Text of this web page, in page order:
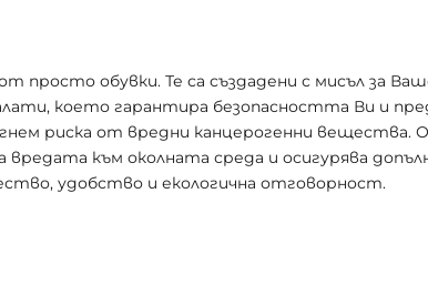
просто обувки. Те са създадени с мисъл за
което гарантира безопасността Ви и
риска от вредни канцерогенни вещества.
към околната среда и осигурява
удобство и екологична отговорност.